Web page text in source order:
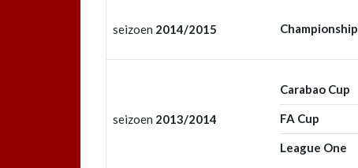
seizoen 2014/2015 Championship
seizoen 2013/2014
Carabao Cup
FA Cup
League One